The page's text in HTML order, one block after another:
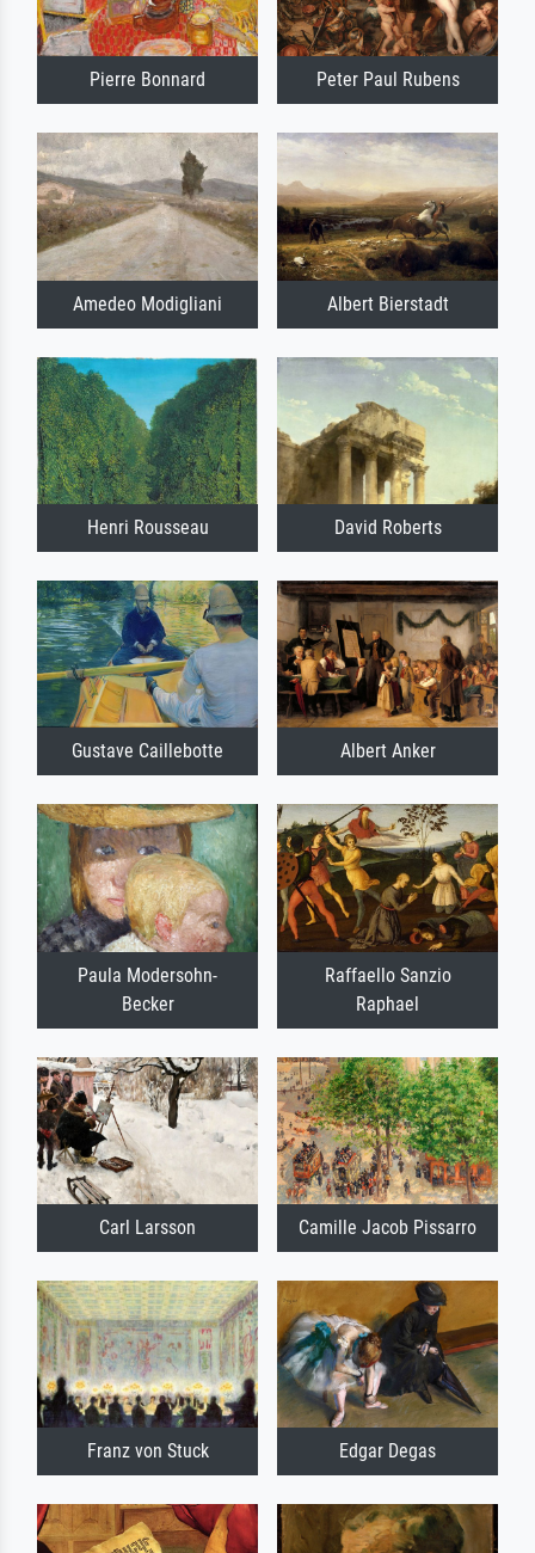
Pierre Bonnard Peter Paul Rubens
Amedeo Modigliani Albert Bierstadt
Henri Rousseau David Roberts
Gustave Caillebotte Albert Anker
Paula Modersohn-
Becker
Raffaello Sanzio
Raphael
Carl Larsson Camille Jacob Pissarro
Franz von Stuck Edgar Degas